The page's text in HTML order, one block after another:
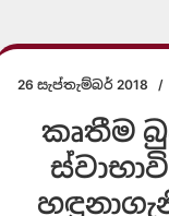
26 සැප්තැම්බර් 2018 /
කෘතීම